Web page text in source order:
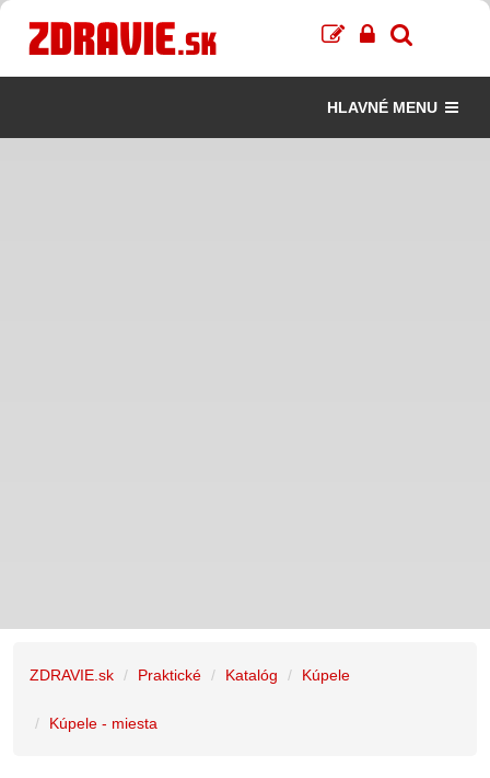
HLAVNÉ MENU
ZDRAVIE.sk Praktické Katalóg Kúpele
Kúpele - miesta